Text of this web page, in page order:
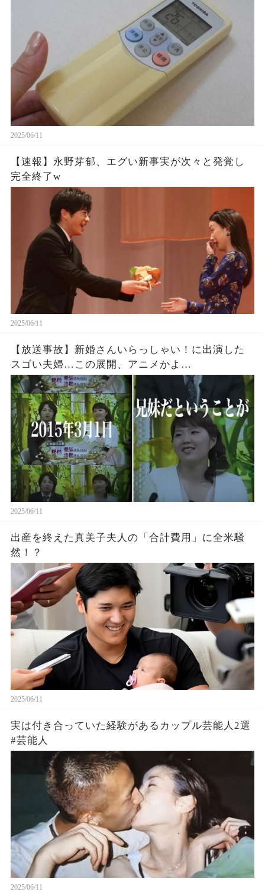
2025/06/11
【速報】永野芽郁、エグい新事実が次々と発覚し
完全終了w
2025/06/11
【放送事故】新婚さんいらっしゃい！に出演した
スゴい夫婦…この展開、アニメかよ…
2025/06/11
出産を終えた真美子夫人の「合計費用」に全米騒
然！？
2025/06/11
実は付き合っていた経験があるカップル芸能人2選
#芸能人
2025/06/11